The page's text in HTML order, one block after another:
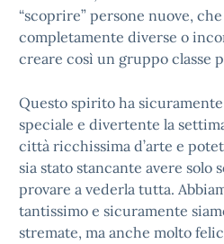
“scoprire” persone nuove,
completamente diverse o
creare così un gruppo classe
Questo spirito ha
speciale e divertente la
città ricchissima d’arte e
sia stato stancante avere solo
provare a vederla tutta.
tantissimo e sicuramente
stremate, ma anche molto